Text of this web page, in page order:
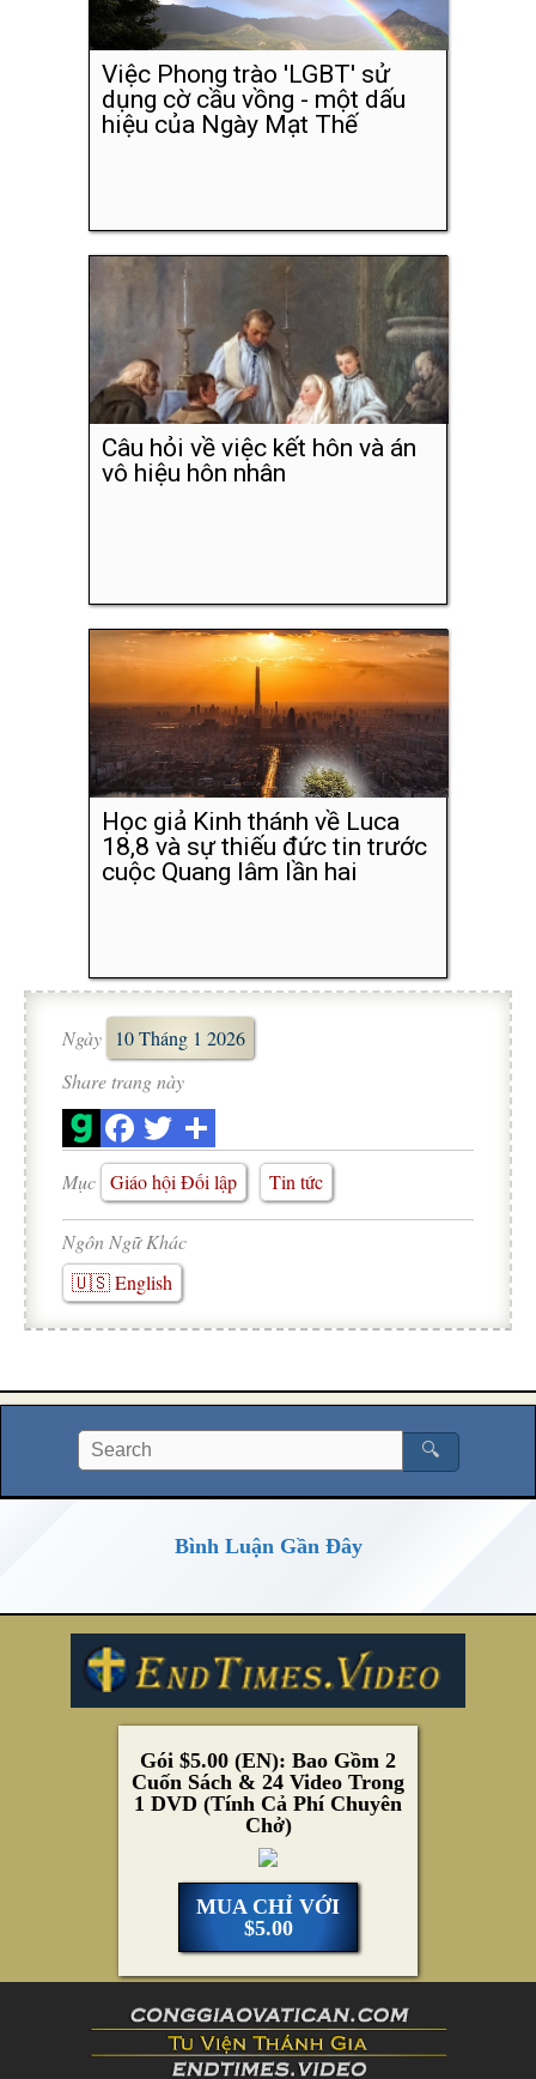
Việc Phong trào 'LGBT' sử
dụng cờ cầu vồng - một dấu
hiệu của Ngày Mạt Thế
Câu hỏi về việc kết hôn và án
vô hiệu hôn nhân
Học giả Kinh thánh về Luca
18,8 và sự thiếu đức tin trước
cuộc Quang lâm lần hai
Ngày
10 Tháng 1 2026
Share trang này
Mục Giáo hội Đối lập Tin tức
Ngôn Ngữ Khác
🇺🇸 English
🔍
Bình Luận Gần Đây
Gói $5.00 (EN): Bao Gồm 2
Cuốn Sách & 24 Video Trong
1 DVD (Tính Cả Phí Chuyên
Chở)
MUA CHỈ VỚI
$5.00